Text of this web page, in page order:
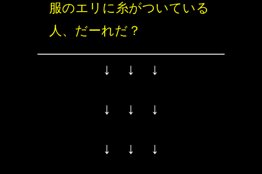
服のエリに糸がついている
人、だーれだ？
↓ ↓ ↓
↓ ↓ ↓
↓ ↓ ↓